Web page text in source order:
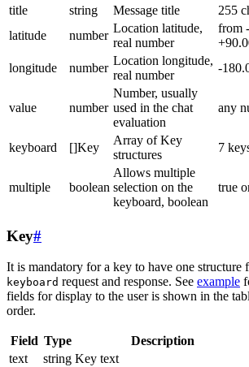
title
string Message title
255
latitude
number
Location latitude,
real number
from
longitude
number
Location longitude,
real number
-
value number
Number, usually
used in the chat
evaluation
any
keyboard []Key
Array of Key
structures
7
multiple boolean
Allows multiple
selection on the
keyboard, boolean
true
Key#
It is mandatory for a key to have one structure
keyboard request and response. See example
fields for display to the user is shown in the
order.
Field Type Description
text
string Key text